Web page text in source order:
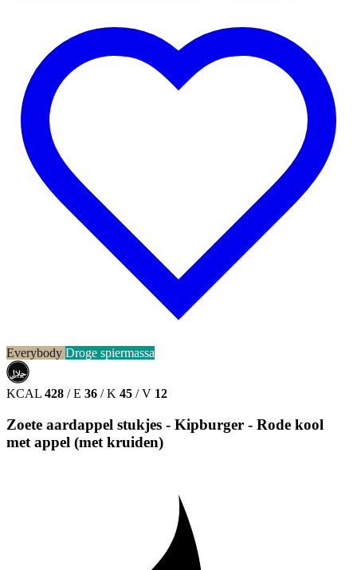
Everybody Droge spiermassa
حلال
HALAL
KCAL 428 / E 36 / K 45 / V 12
Zoete aardappel stukjes - Kipburger - Rode kool
met appel (met kruiden)